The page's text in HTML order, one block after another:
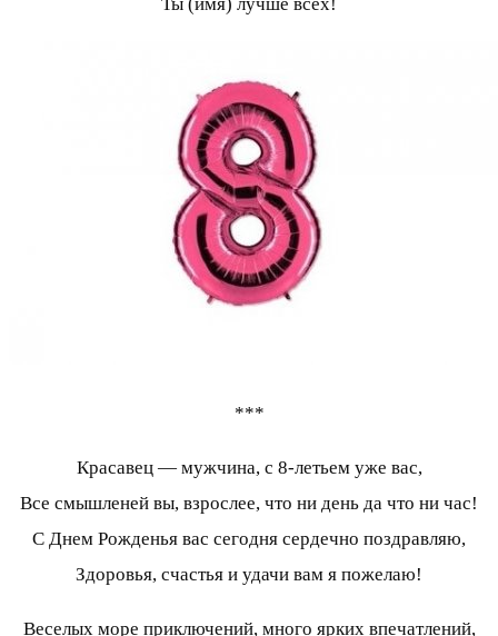
***
Красавец — мужчина, с 8-летьем уже вас,
Все смышленей вы, взрослее, что ни день да что ни час!
С Днем Рожденья вас сегодня сердечно поздравляю,
Здоровья, счастья и удачи вам я пожелаю!
Веселых море приключений, много ярких впечатлений,